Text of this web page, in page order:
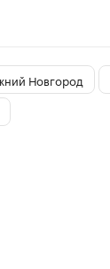
Новгород